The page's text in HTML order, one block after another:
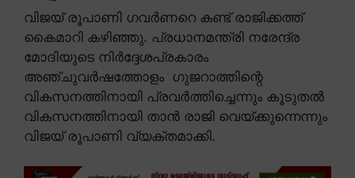
വിജയ് രൂപാണി ഗവർണറെ കണ്ട് രാജിക്കത്ത്
കൈമാറി കഴിഞ്ഞു. പ്രധാനമന്ത്രി നരേന്ദ്ര
മോദിയുടെ നിർദ്ദേശപ്രകാരം
അഞ്ചുവർഷത്തോളം ഗുജറാത്തിന്റെ
വികസനത്തിനായി പ്രവർത്തിച്ചെന്നും കൂടുതൽ
വികസനത്തിനായി താൻ രാജി വെയ്ക്കുന്നെന്നും
വിജയ് രൂപാണി വ്യക്തമാക്കി.